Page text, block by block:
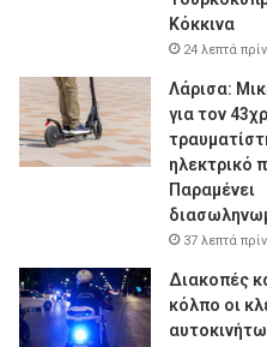
Κόκκινα
24 λεπτά πρίν
Λάρισα:
για τον
ηλεκτρικό
Παραμένει
37 λεπτά πρίν
Διακοπές
κόλπο οι